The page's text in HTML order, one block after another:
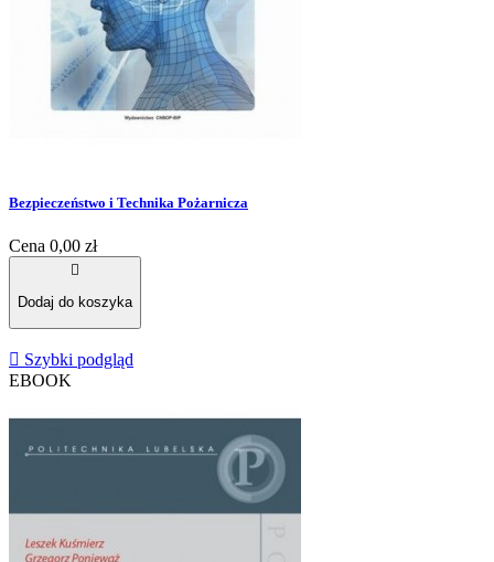
Bezpieczeństwo i Technika Pożarnicza
Cena 0,00 zł

Dodaj do koszyka
 Szybki podgląd
EBOOK